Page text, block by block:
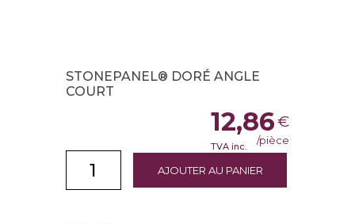
STONEPANEL® DORÉ ANGLE
COURT
AJOUTER AU PANIER
12,86€
TVA inc. /pièce